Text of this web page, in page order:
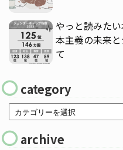
やっと読みた
本主義の未来
て
category
archive